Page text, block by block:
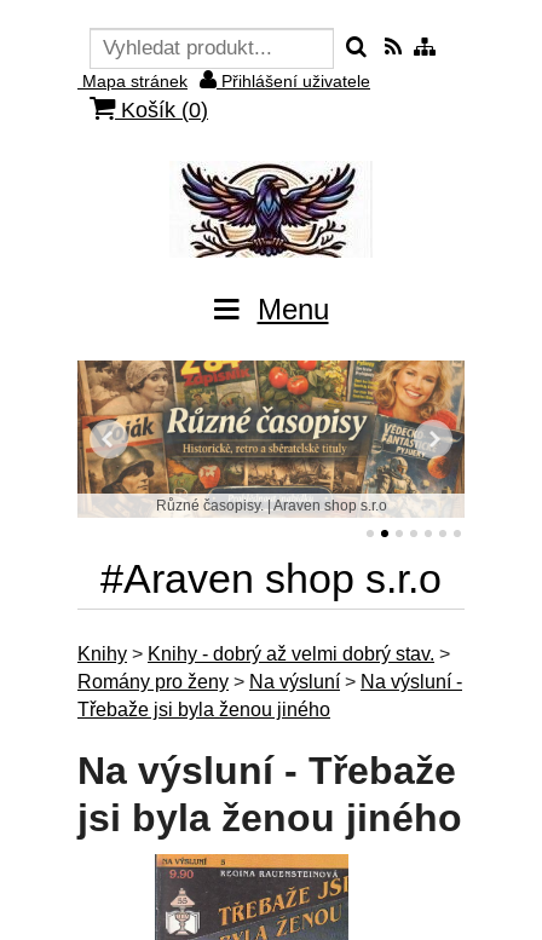
Mapa stránek Přihlášení uživatele
Košík (0)
Menu
Různé časopisy. | Araven shop s.r.o
#Araven shop s.r.o
Knihy > Knihy - dobrý až velmi dobrý stav. >
Romány pro ženy > Na výsluní > Na výsluní -
Třebaže jsi byla ženou jiného
Na výsluní - Třebaže
jsi byla ženou jiného